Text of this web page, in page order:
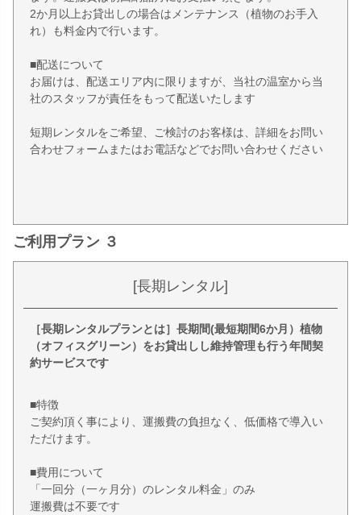
2か月以上お貸出しの場合はメンテナンス（植物のお手入
れ）も料金内で行います。
■配送について
お届けは、配送エリア内に限りますが、当社の温室から当
社のスタッフが責任をもって配送いたします
短期レンタルをご希望、ご検討のお客様は、詳細をお問い
合わせフォームまたはお電話などでお問い合わせください
ご利用プラン ３
[長期レンタル]
［長期レンタルプランとは］長期間(最短期間6か月）植物
（オフィスグリーン）をお貸出しし維持管理も行う年間契
約サービスです
■特徴
ご契約頂く事により、運搬費の負担なく、低価格で導入い
ただけます。
■費用について
「一回分（一ヶ月分）のレンタル料金」のみ
運搬費は不要です